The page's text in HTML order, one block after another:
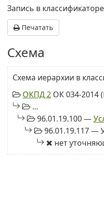
Запись в
Печатать
Схема
Схема иерархии в
ОКПД 2 ОК 034-2014
...
96.01.19.100 —
96.01.19.117 —
нет